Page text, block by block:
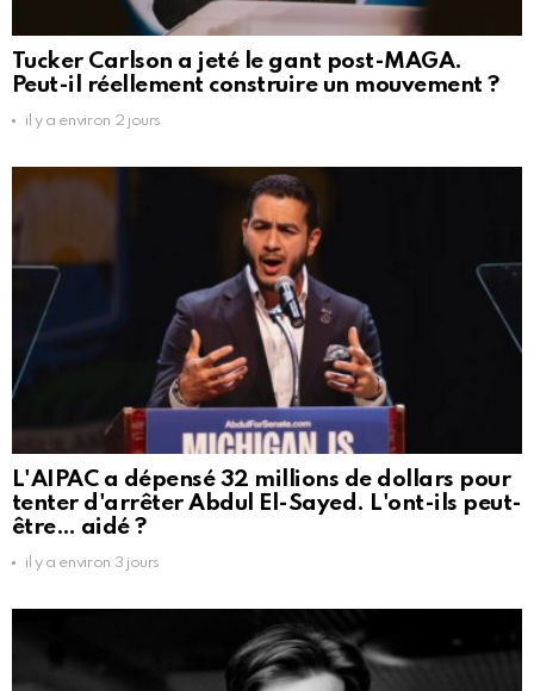
Tucker Carlson a jeté le gant post-MAGA.
Peut-il réellement construire un mouvement ?
il y a environ 2 jours
L'AIPAC a dépensé 32 millions de dollars pour
tenter d'arrêter Abdul El-Sayed. L'ont-ils peut-
être… aidé ?
il y a environ 3 jours